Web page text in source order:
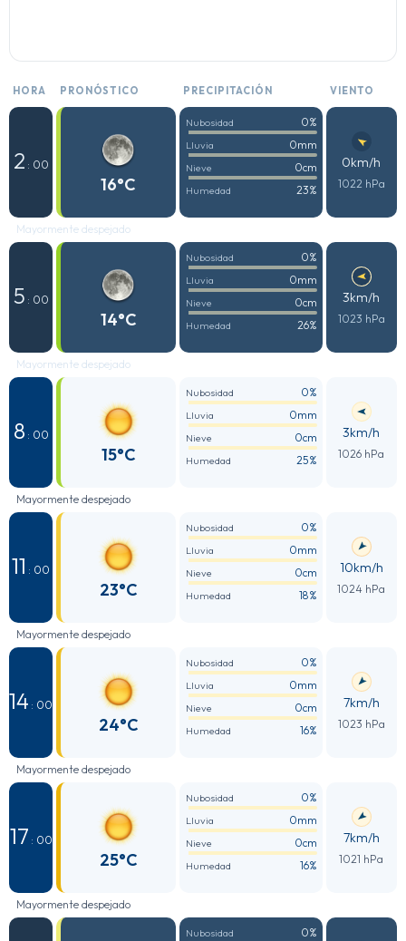
HORA PRONÓSTICO PRECIPITACIÓN VIENTO
2 : 00
16°C
Nubosidad 0%
Lluvia 0mm
Nieve 0cm
Humedad 23%
0km/h
1022 hPa
Mayormente despejado
5 : 00
14°C
Nubosidad 0%
Lluvia 0mm
Nieve 0cm
Humedad 26%
3km/h
1023 hPa
Mayormente despejado
8 : 00
15°C
Nubosidad 0%
Lluvia 0mm
Nieve 0cm
Humedad 25%
3km/h
1026 hPa
Mayormente despejado
11 : 00
23°C
Nubosidad 0%
Lluvia 0mm
Nieve 0cm
Humedad 18%
10km/h
1024 hPa
Mayormente despejado
14 : 00
24°C
Nubosidad 0%
Lluvia 0mm
Nieve 0cm
Humedad 16%
7km/h
1023 hPa
Mayormente despejado
17 : 00
25°C
Nubosidad 0%
Lluvia 0mm
Nieve 0cm
Humedad 16%
7km/h
1021 hPa
Mayormente despejado
Nubosidad 0%